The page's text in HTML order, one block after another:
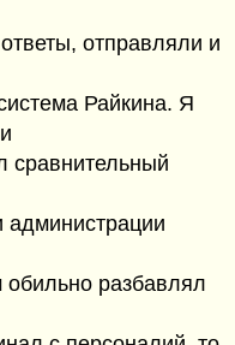
отправляли и
Райкина. Я
сравнительный
администрации
разбавлял